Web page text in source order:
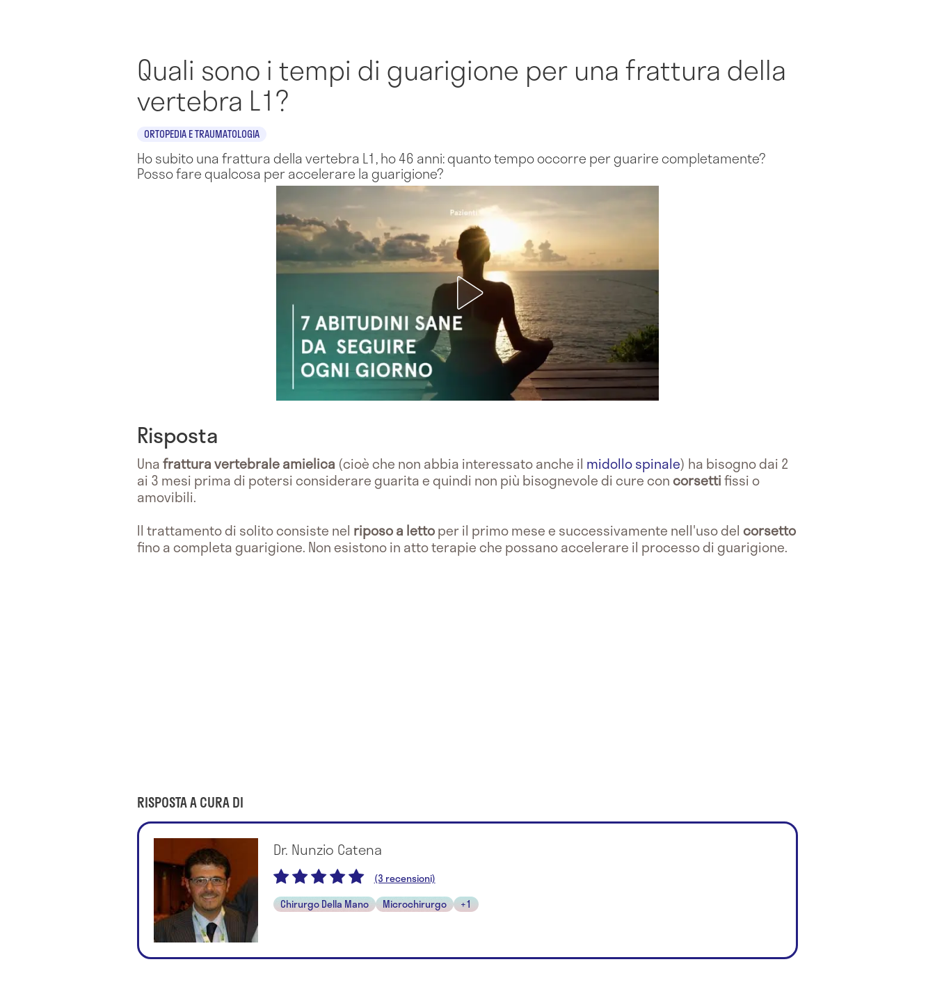
Quali sono i tempi di guarigione per una frattura della
vertebra L1?
ORTOPEDIA E TRAUMATOLOGIA
Ho subito una frattura della vertebra L1, ho 46 anni: quanto tempo occorre per guarire completamente?
Posso fare qualcosa per accelerare la guarigione?
Risposta
Unafrattura vertebrale amielica (cioè che non abbia interessato anche il midollo spinale) ha bisogno dai 2
ai 3 mesi prima di potersi considerare guarita e quindi non più bisognevole di cure concorsettifissi o
amovibili.
Il trattamento di solito consiste nel riposo a lettoper il primo mese e successivamente nell'uso del corsetto
fino a completa guarigione. Non esistono in atto terapie che possano accelerare il processo di guarigione.
RISPOSTA A CURA DI
Dr. Nunzio Catena
(3 recensioni)
Chirurgo Della Mano
Microchirurgo +1